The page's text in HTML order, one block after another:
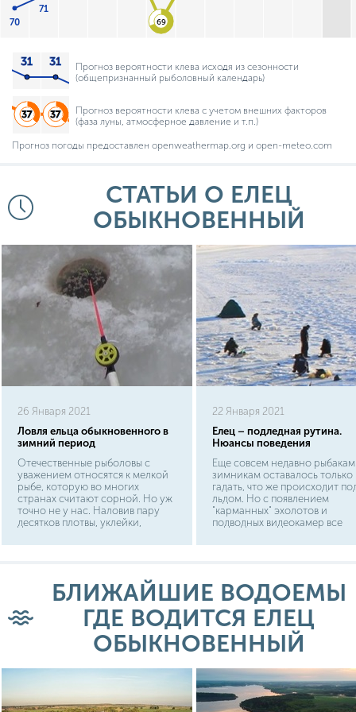
70
71
69
Прогноз вероятности клева исходя из сезонности
(общепризнанный рыболовный календарь)
Прогноз вероятности клева с учетом внешних факторов
(фаза луны, атмосферное давление и т.п.)
Прогноз погоды предоставлен openweathermap.org и open-meteo.com
СТАТЬИ О ЕЛЕЦ
ОБЫКНОВЕННЫЙ
26 Января 2021
Ловля ельца обыкновенного в
зимний период
Отечественные рыболовы с
уважением относятся к мелкой
рыбе, которую во многих
странах считают сорной. Но уж
точно не у нас. Наловив пару
десятков плотвы, уклейки,
можно смело устроить
популярностью пользуется и
елец. Хоть эти рыбешки и тесно
наличии наглядных "хвостов"
можно без труда найти отличия.
Да и по вкусу елец более
выразителен, чем та же
плотвичка.
22 Января 2021
Елец – подледная рутина.
Нюансы поведения
Еще совсем недавно
зимникам оставалось только
гадать, что же происходит
льдом. Но с появлением
"карманных" эхолотов и
подводных видеокамер все
рыболовной телепередаче не
отдать должное тем
операторам, которые не
поленились приоткрыть этот
"занавес" из жизни зимнего
водоема. Теперь всем
воочию понаблюдать не
за жизнью хищников, но и за
обычными представителями
белой рыбы.
БЛИЖАЙШИЕ ВОДОЕМЫ
ГДЕ ВОДИТСЯ ЕЛЕЦ
ОБЫКНОВЕННЫЙ